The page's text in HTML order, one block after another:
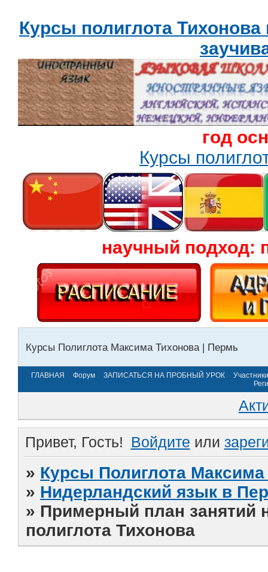
Курсы полиглота
год
Курсы
научный подход:
Курсы Полиглота Максима Тихонова | Пермь
ГЛАВНАЯ Форум ЗАПИСАТЬСЯ НА ПРОБНЫЙ УРОК
Участники
Привет, Гость! Войдите или
» Курсы Полиглота
» Нидерландский язык в
» Примерный план
полиглота Тихонова